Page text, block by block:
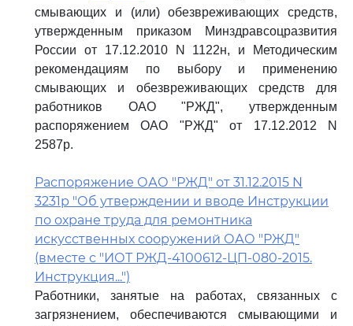
смывающих и (или) обезвреживающих средств,
утвержденным приказом Минздравсоцразвития
России от 17.12.2010 N 1122н, и Методическим
рекомендациям по выбору и применению
смывающих и обезвреживающих средств для
работников ОАО "РЖД", утвержденным
распоряжением ОАО "РЖД" от 17.12.2012 N
2587р.
Распоряжение ОАО "РЖД" от 31.12.2015 N
3231р "Об утверждении и вводе Инструкции
по охране труда для ремонтника
искусственных сооружений ОАО "РЖД"
(вместе с "ИОТ РЖД-4100612-ЦП-080-2015.
Инструкция...")
Работники, занятые на работах, связанных с
загрязнением, обеспечиваются смывающими и